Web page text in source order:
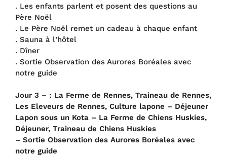
. Les enfants parlent et posent des questions au
Père Noël
. Le Père Noël remet un cadeau à chaque enfant
. Sauna à l’hôtel
. Dîner
. Sortie Observation des Aurores Boréales avec
notre guide
Jour 3 – : La Ferme de Rennes, Traineau de Rennes,
Les Eleveurs de Rennes, Culture lapone – Déjeuner
Lapon sous un Kota – La Ferme de Chiens Huskies,
Déjeuner, Traineau de Chiens Huskies
– Sortie Observation des Aurores Boréales avec
notre guide